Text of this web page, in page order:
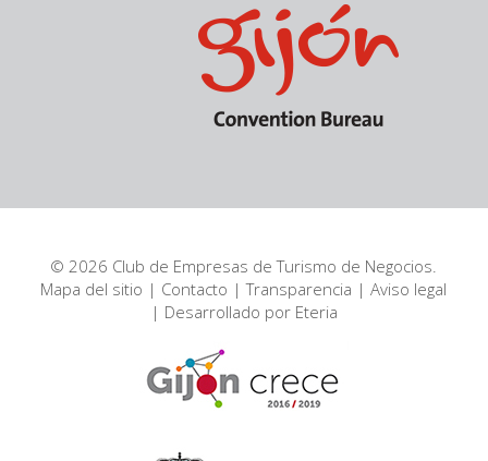
© 2026 Club de Empresas de Turismo de Negocios.
Mapa del sitio | Contacto |Transparencia |Aviso legal
| Desarrollado por Eteria